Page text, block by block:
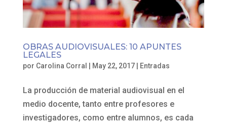
OBRAS AUDIOVISUALES: 10 APUNTES
LEGALES
por Carolina Corral May 22, 2017| Entradas
La producción de material audiovisual en el
medio docente, tanto entre profesores e
investigadores, como entre alumnos, es cada